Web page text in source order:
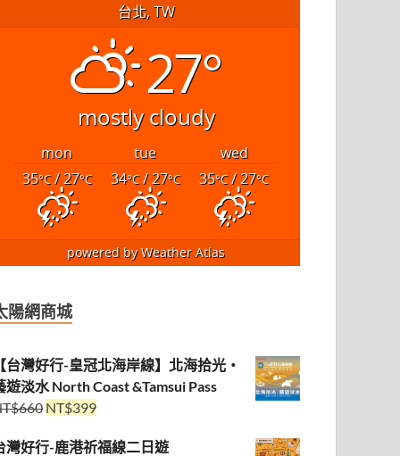
台北, TW
27°
mostly cloudy
mon tue
wed
35°C/ 27°C 34°C/ 27°C 35°C/ 27°C
powered byWeather Atlas
陽網商城
台灣好行-皇冠北海岸線】北海拾光・
遊淡水 North Coast &Tamsui Pass
660 NT$399
灣好行-鹿港祈福線二日遊